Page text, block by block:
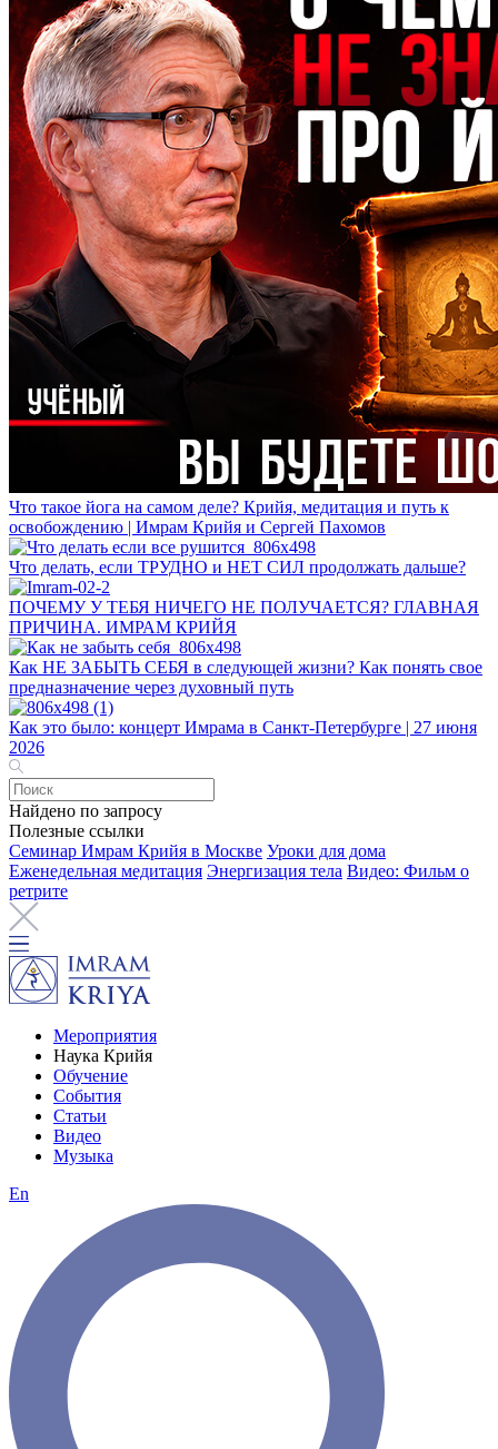
Что такое йога на самом деле? Крийя, медитация и путь к
освобождению | Имрам Крийя и Сергей Пахомов
Что делать, если ТРУДНО и НЕТ СИЛ продолжать дальше?
ПОЧЕМУ У ТЕБЯ НИЧЕГО НЕ ПОЛУЧАЕТСЯ? ГЛАВНАЯ
ПРИЧИНА. ИМРАМ КРИЙЯ
Как НЕ ЗАБЫТЬ СЕБЯ в следующей жизни? Как понять свое
предназначение через духовный путь
Как это было: концерт Имрама в Санкт-Петербурге | 27 июня
2026
Найдено по запросу
Полезные ссылки
Семинар Имрам Крийя в Москве Уроки для дома
Еженедельная медитация Энергизация тела Видео: Фильм о
ретрите
Мероприятия
Наука Крийя
Обучение
События
Статьи
Видео
Музыка
En